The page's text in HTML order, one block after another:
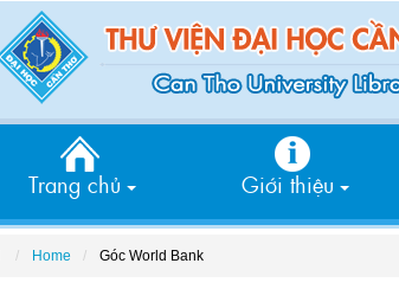
Trang chủ Giới thiệu
Home Góc World Bank